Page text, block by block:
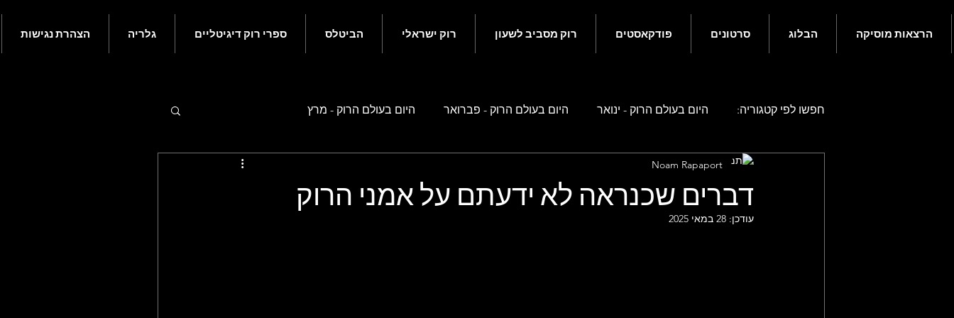
הרצאות מוסיקה הבלוג סרטונים פודקאסטים רוק מסביב לשעון רוק ישראלי הביטלס ספרי רוק דיגיטליים גלריה הצהרת נגישות
חפשו לפי קטגוריה: היום בעולם הרוק - ינואר היום בעולם הרוק - פברואר היום בעולם הרוק - מרץ
היום בעולם הרוק - אפריל
היום בעולם הרוק - אוגוסט
דברים שכנראה לא ידעתם על אמני הרוק
Noam Rapaport
עודכן: 28 במאי 2025